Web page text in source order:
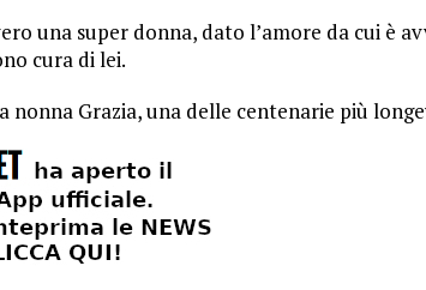
una super donna, dato l’amore da cui è
cura di lei.
Grazia, una delle centenarie più